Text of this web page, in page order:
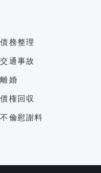
務整理
通事故
婚
権回収
倫慰謝料